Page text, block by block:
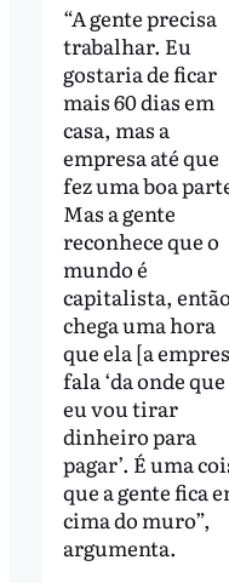
“A gente precisa
trabalhar. Eu
gostaria de ficar
mais 60 dias em
casa, mas a
empresa até que
fez uma boa
Mas a gente
reconhece que o
mundo é
capitalista, então
chega uma hora
que ela [a
fala ‘da onde que
eu vou tirar
dinheiro para
pagar’. É uma
que a gente fica
cima do muro”,
argumenta.